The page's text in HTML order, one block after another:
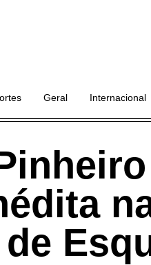
Geral Internacional